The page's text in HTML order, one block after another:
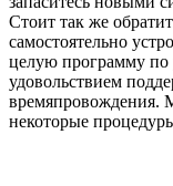
Стоит так же
самостоятельно
целую программу по
удовольствием
времяпровождения.
некоторые